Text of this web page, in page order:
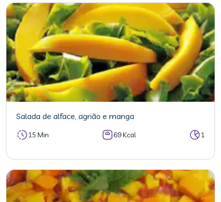
Salada de alface, agrião e manga
15 Min 69 Kcal 1